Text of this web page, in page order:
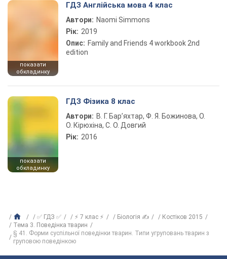
показати
обкладинку
ГДЗ Англійська мова 4 клас
Автори: Naomi Simmons
Рік: 2019
Опис: Family and Friends 4 workbook 2nd
edition
показати
обкладинку
ГДЗ Фізика 8 клас
Автори: В. Г. Бар’яхтар, Ф. Я. Божинова, О.
О. Кірюхіна, С. О. Довгий
Рік: 2016
✅ ГДЗ ✅ ⚡ 7 клас ⚡ Біологія ✍
Костіков 2015
Тема 3. Поведінка тварин
§ 41. Форми суспільної поведінки тварин. Типи угруповань тварин з
груповою поведінкою